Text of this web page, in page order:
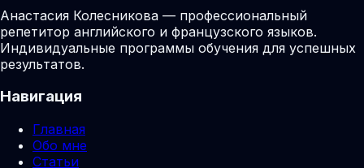
Анастасия Колесникова — профессиональный
репетитор английского и французского языков.
Индивидуальные программы обучения для успешных
результатов.
Навигация
Главная
Обо мне
Статьи